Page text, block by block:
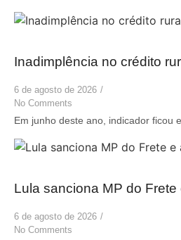
Inadimplência no crédito
6 de agosto de 2026 /
No Comments
Em junho deste ano, indicador ficou
Lula sanciona MP do
6 de agosto de 2026 /
No Comments